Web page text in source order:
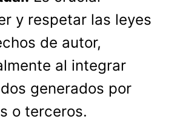
y respetar las leyes
de autor,
al integrar
generados por
o terceros.